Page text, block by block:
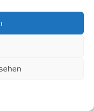
Bahn-Fahrt
in die etwa 2
welche unser
einem